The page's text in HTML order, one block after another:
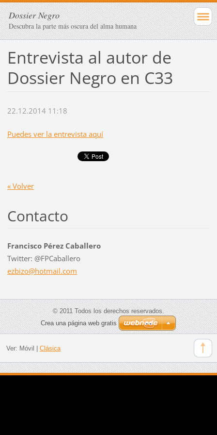
Dossier Negro
Descubra la parte más oscura del alma humana
Entrevista al autor de
Dossier Negro en C33
22.12.2014 11:18
Puedes ver la entrevista aquí
« Volver
Contacto
Francisco Pérez Caballero
Twitter: @FPCaballero
ezbizo@hotmail.com
© 2011 Todos los derechos reservados.
Crea una página web gratis
Ver: Móvil Clásica